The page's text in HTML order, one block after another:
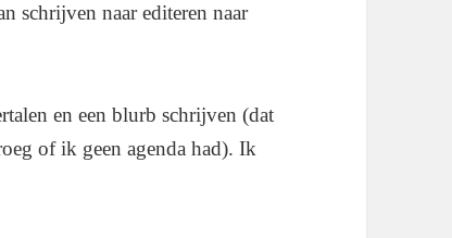
schrijven naar editeren naar
en een blurb schrijven (dat
of ik geen agenda had). Ik